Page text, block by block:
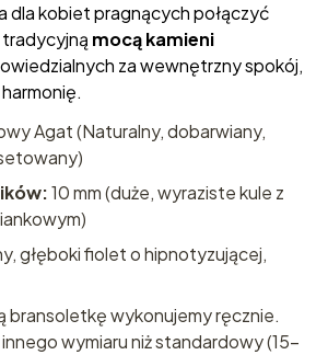
dla kobiet pragnących połączyć
mocą kamieni
za wewnętrzny spokój,
Agat (Naturalny, dobarwiany,
10 mm (duże, wyraziste kule z
głęboki fiolet o hipnotyzującej,
bransoletkę wykonujemy ręcznie.
wymiaru niż standardowy (15-